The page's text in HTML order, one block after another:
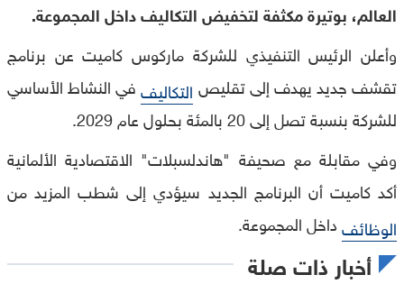
العالم، بوتيرة مكثفة لتخفيض التكاليف داخل المجموعة.
وأعلن الرئيس التنفيذي للشركة ماركوس كاميت عن برنامج
تقشف جديد يهدف إلى تقليص التكاليف في النشاط الأساسي
للشركة بنسبة تصل إلى 20 بالمئة بحلول عام 2029.
وفي مقابلة مع صحيفة "هاندلسبلات" الاقتصادية الألمانية
أكد كاميت أن البرنامج الجديد سيؤدي إلى شطب المزيد من
الوظائفداخل المجموعة.
أخبار ذات صلة